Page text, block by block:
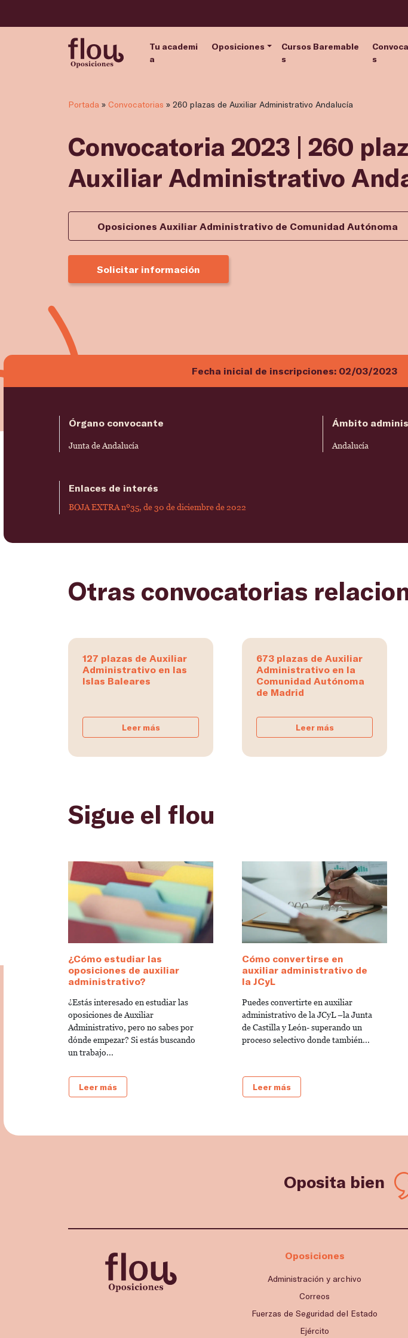
Tu academi
a
Oposiciones
Cursos Baremable
s
s
Portada » Convocatorias » 260 plazas de Auxiliar Administrativo Andalucía
Convocatoria 2023 | 260
Auxiliar Administrativo
Oposiciones Auxiliar Administrativo de Comunidad Autónoma
Solicitar información
Fecha inicial de inscripciones: 02/03/2023
Órgano convocante
Junta de Andalucía
Ámbito
Andalucía
Enlaces de interés
BOJA EXTRA nº35, de 30 de diciembre de 2022
Otras convocatorias
127 plazas de Auxiliar
Administrativo en las
Islas Baleares
Leer más
673 plazas de Auxiliar
Administrativo en la
Comunidad Autónoma
de Madrid
Leer más
Sigue el flou
¿Cómo estudiar las
oposiciones de auxiliar
administrativo?
¿Estás interesado en estudiar las
oposiciones de Auxiliar
Administrativo, pero no sabes por
dónde empezar? Si estás buscando
un trabajo...
Leer más
Cómo convertirse en
auxiliar administrativo de
la JCyL
Puedes convertirte en auxiliar
administrativo de la JCyL –la Junta
de Castilla y León- superando un
proceso selectivo donde también...
Leer más
Oposita bien
Oposiciones
Administración y archivo
Correos
Fuerzas de Seguridad del Estado
Ejército